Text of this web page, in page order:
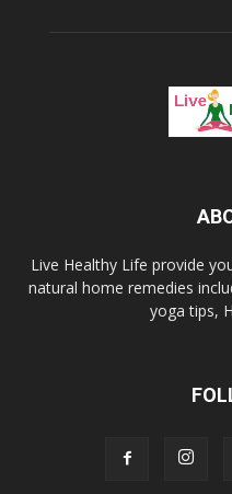
Live Healthy Life provide
natural home remedies
yoga tips,